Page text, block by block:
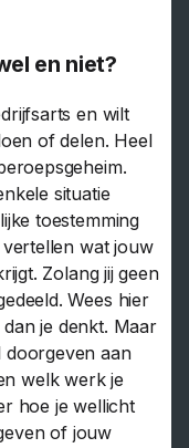
en niet?
en wilt
of delen. Heel
situatie
toestemming
wat jouw
Zolang jij geen
Wees hier
je denkt. Maar
doorgeven aan
welk werk je
hoe je wellicht
of jouw